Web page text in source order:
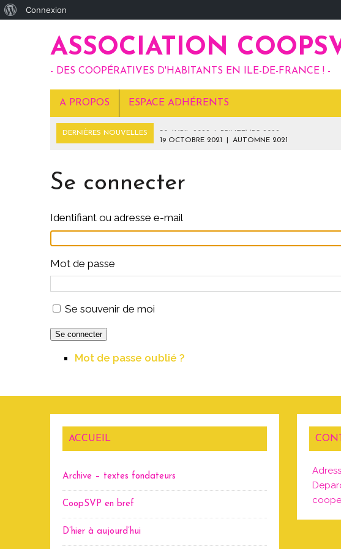
ASSOCIATION
- DES COOPÉRATIVES D'HABITANTS EN ILE-DE-FRANCE ! -
A PROPOS ESPACE ADHÉRENTS
DERNIÈRES NOUVELLES 19 OCTOBRE 2021 | AUTOMNE 2021
MAI – JUIN 2021
30 AVRIL 2022 PRINTEMPS 2022
Se connecter
Identifiant ou adresse e-mail
Mot de passe
Se souvenir de moi
Se connecter
Mot de passe oublié ?
ACCUEIL
Archive – textes fondateurs
CoopSVP en bref
D’hier à aujourd’hui
WordPress
Connexion